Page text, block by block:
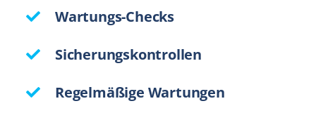
Wartungs-Checks
Sicherungskontrollen
Regelmäßige Wartungen